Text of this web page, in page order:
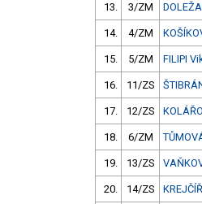
13. 3/ZM
14. 4/ZM
15. 5/ZM FILIPI
16. 11/ZS
17. 12/ZS
18. 6/ZM
19. 13/ZS
20. 14/ZS